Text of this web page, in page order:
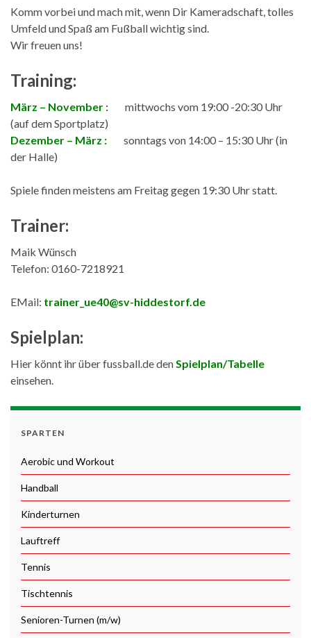
Komm vorbei und mach mit, wenn Dir Kameradschaft, tolles
Umfeld und Spaß am Fußball wichtig sind.
Wir freuen uns!
Training:
März – November :
mittwochs vom 19:00 -20:30 Uhr
(auf dem Sportplatz)
Dezember – März :
sonntags von 14:00 – 15:30 Uhr (in
der Halle)
Spiele finden meistens am Freitag gegen 19:30 Uhr statt.
Trainer:
Maik Wünsch
Telefon: 0160-7218921
EMail: trainer_ue40@sv-hiddestorf.de
Spielplan:
Hier könnt ihr über fussball.de denSpielplan/Tabelle
einsehen.
SPARTEN
Aerobic und Workout
Handball
Kinderturnen
Lauftreff
Tennis
Tischtennis
Senioren-Turnen (m/w)